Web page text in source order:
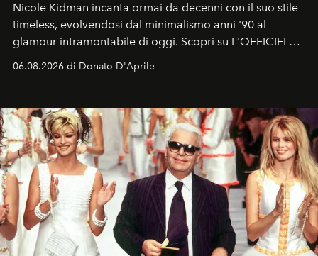
Nicole Kidman incanta ormai da decenni con il suo stile
timeless, evolvendosi dal minimalismo anni '90 al
glamour intramontabile di oggi. Scopri su L'OFFICIEL
Italia la sua style evolution.
06.08.2026 di Donato D'Aprile